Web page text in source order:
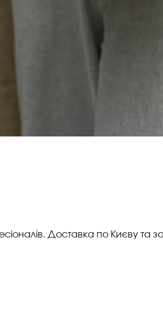
Доставка по Києву та